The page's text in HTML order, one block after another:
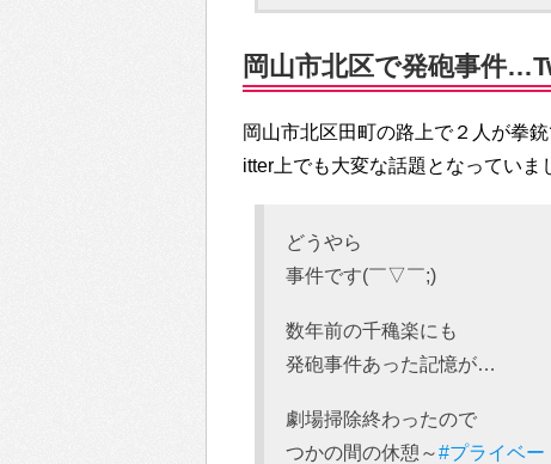
岡山市北区で発砲事件
岡山市北区田町の路上で２人が拳
itter上でも大変な話題となっていま
どうやら
事件です(￣▽￣;)
数年前の千穐楽にも
発砲事件あった記憶が…
劇場掃除終わったので
つかの間の休憩～#プライベー